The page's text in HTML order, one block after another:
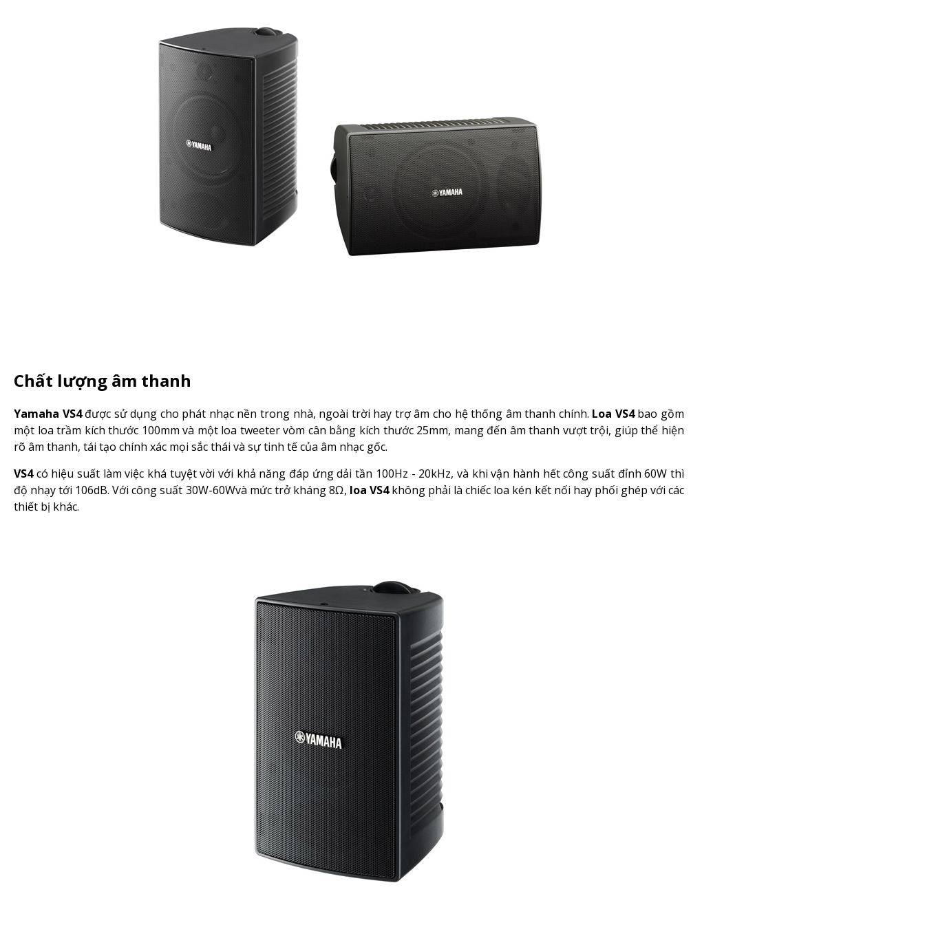
Chất lượng âm thanh
Yamaha VS4được sử dụng cho phát nhạc nền trong nhà, ngoài trời hay trợ âm cho hệ thống âm thanh chính. Loa VS4bao gồm
một loa trầm kích thước 100mm và một loa tweeter vòm cân bằng kích thước 25mm, mang đến âm thanh vượt trội, giúp thể hiện
rõ âm thanh, tái tạo chính xác mọi sắc thái và sự tinh tế của âm nhạc gốc.
VS4có hiệu suất làm việc khá tuyệt vời với khả năng đáp ứng dải tần 100Hz - 20kHz, và khi vận hành hết công suất đỉnh 60W thì
độ nhạy tới 106dB. Với công suất 30W-60Wvà mức trở kháng 8Ω, loa VS4không phải là chiếc loa kén kết nối hay phối ghép với các
thiết bị khác.